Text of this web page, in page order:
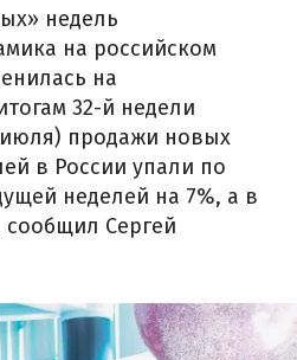
недель
на российском
на
32-й недели
июля) продажи новых
в России упали по
неделей на 7%, а в
сообщил Сергей